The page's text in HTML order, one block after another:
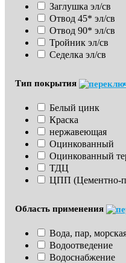
Заглушка эл/св
Отвод 45* эл/св
Отвод 90* эл/св
Тройник эл/св
Седелка эл/св
Тип покрытия
Белый цинк
Краска
нержавеющая
Оцинкованный
Оцинкованный
ТДЦ
ЦПП (Цементно-
Область применения
Вода, пар,
Водоотведение
Водоснабжение